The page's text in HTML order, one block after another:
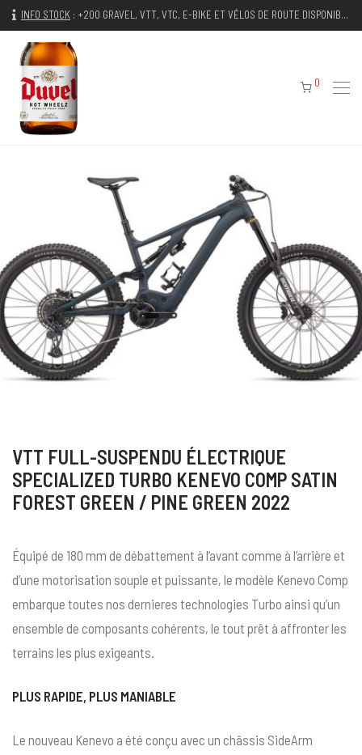
INFO STOCK : +200 GRAVEL, VTT, VTC, E-BIKE ET VÉLOS DE ROUTE DISPONIBLES IMMÉDIATEMENT
0
VTT FULL-SUSPENDU ÉLECTRIQUE
SPECIALIZED TURBO KENEVO COMP SATIN
FOREST GREEN / PINE GREEN 2022
Équipé de 180 mm de débattement à l’avant comme à l’arrière et
d’une motorisation souple et puissante, le modèle Kenevo Comp
embarque toutes nos dernieres technologies Turbo ainsi qu’un
ensemble de composants cohérents, le tout prêt à affronter les
terrains les plus exigeants.
PLUS RAPIDE, PLUS MANIABLE
Le nouveau Kenevo a été conçu avec un châssis SideArm